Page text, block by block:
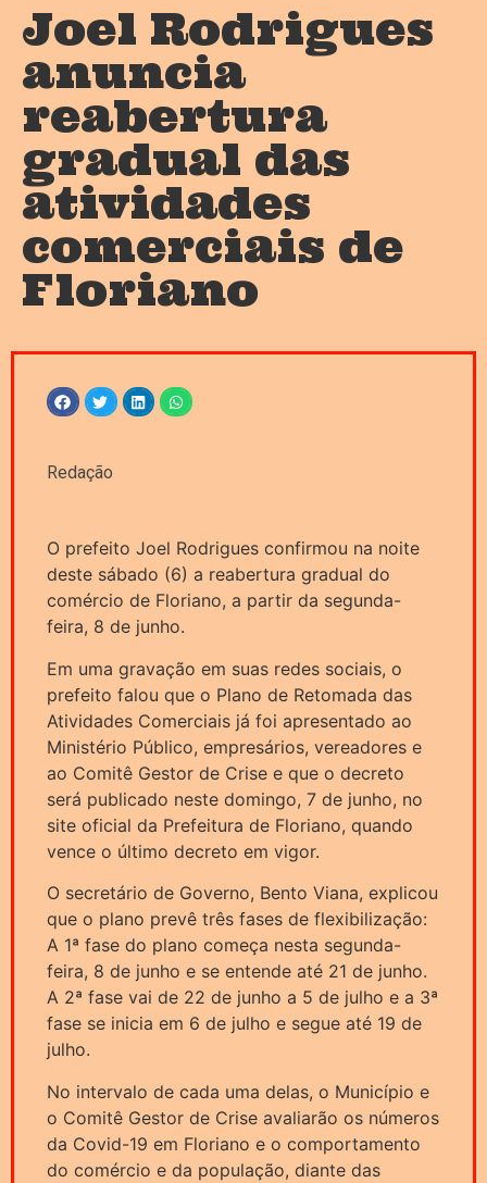
Joel Rodrigues
anuncia
reabertura
gradual das
atividades
comerciais de
Floriano
Redação
O prefeito Joel Rodrigues confirmou na noite
deste sábado (6) a reabertura gradual do
comércio de Floriano, a partir da segunda-
feira, 8 de junho.
Em uma gravação em suas redes sociais, o
prefeito falou que o Plano de Retomada das
Atividades Comerciais já foi apresentado ao
Ministério Público, empresários, vereadores e
ao Comitê Gestor de Crise e que o decreto
será publicado neste domingo, 7 de junho, no
site oficial da Prefeitura de Floriano, quando
vence o último decreto em vigor.
O secretário de Governo, Bento Viana, explicou
que o plano prevê três fases de flexibilização:
A 1ª fase do plano começa nesta segunda-
feira, 8 de junho e se entende até 21 de junho.
A 2ª fase vai de 22 de junho a 5 de julho e a 3ª
fase se inicia em 6 de julho e segue até 19 de
julho.
No intervalo de cada uma delas, o Município e
o Comitê Gestor de Crise avaliarão os números
da Covid-19 em Floriano e o comportamento
do comércio e da população, diante das